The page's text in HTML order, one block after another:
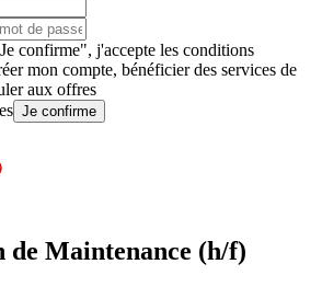
confirme", j'accepte les conditions
mon compte, bénéficier des services de
aux offres
Je confirme
de Maintenance (h/f)